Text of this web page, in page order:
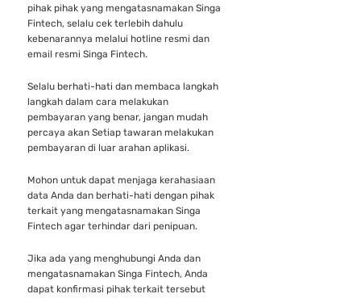
pihak pihak yang mengatasnamakan Singa
Fintech, selalu cek terlebih dahulu
kebenarannya melalui hotline resmi dan
email resmi Singa Fintech.
Selalu berhati-hati dan membaca langkah
langkah dalam cara melakukan
pembayaran yang benar, jangan mudah
percaya akan Setiap tawaran melakukan
pembayaran di luar arahan aplikasi.
Mohon untuk dapat menjaga kerahasiaan
data Anda dan berhati-hati dengan pihak
terkait yang mengatasnamakan Singa
Fintech agar terhindar dari penipuan.
Jika ada yang menghubungi Anda dan
mengatasnamakan Singa Fintech, Anda
dapat konfirmasi pihak terkait tersebut